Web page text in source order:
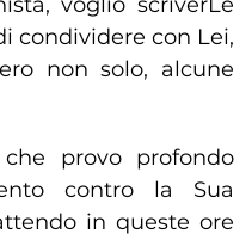
condividere con Lei,
non solo, alcune
provo profondo
contro la Sua
in queste ore